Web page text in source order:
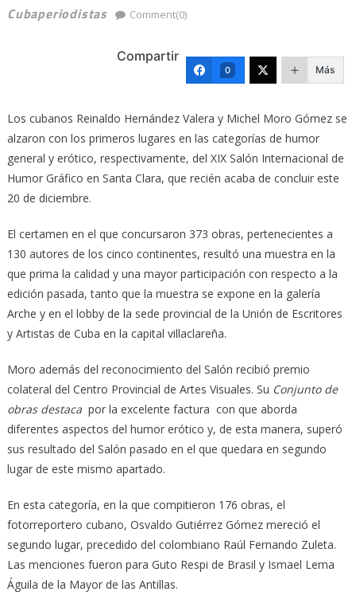
Cubaperiodistas
Comment(0)
Compartir
0 Más
Los cubanos Reinaldo Hernández Valera y Michel Moro Gómez se
alzaron con los primeros lugares en las categorías de humor
general y erótico, respectivamente, del XIX Salón Internacional de
Humor Gráfico en Santa Clara, que recién acaba de concluir este
20 de diciembre.
El certamen en el que concursaron 373 obras, pertenecientes a
130 autores de los cinco continentes, resultó una muestra en la
que prima la calidad y una mayor participación con respecto a la
edición pasada, tanto que la muestra se expone en la galería
Arche y en el lobby de la sede provincial de la Unión de Escritores
y Artistas de Cuba en la capital villaclareña.
Moro además del reconocimiento del Salón recibió premio
colateral del Centro Provincial de Artes Visuales. Su Conjunto de
obras destaca por la excelente factura con que aborda
diferentes aspectos del humor erótico y, de esta manera, superó
sus resultado del Salón pasado en el que quedara en segundo
lugar de este mismo apartado.
En esta categoría, en la que compitieron 176 obras, el
fotorreportero cubano, Osvaldo Gutiérrez Gómez mereció el
segundo lugar, precedido del colombiano Raúl Fernando Zuleta.
Las menciones fueron para Guto Respi de Brasil y Ismael Lema
Águila de la Mayor de las Antillas.